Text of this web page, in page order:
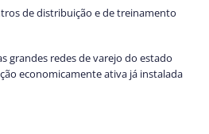
de distribuição e de treinamento
grandes redes de varejo do estado
economicamente ativa já instalada